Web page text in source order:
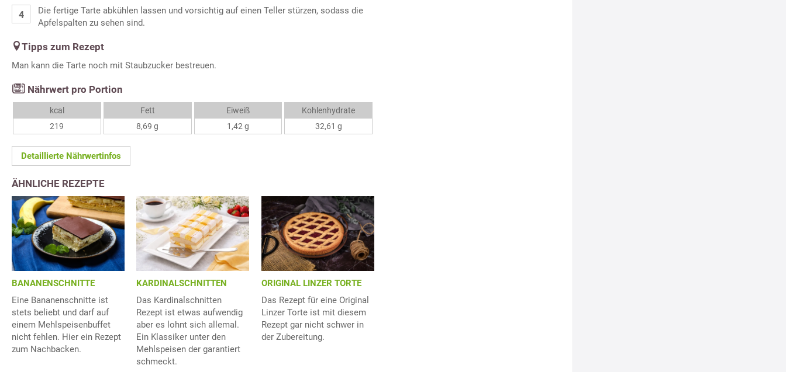
Die fertige Tarte abkühlen lassen und vorsichtig auf einen Teller stürzen, sodass die
Apfelspalten zu sehen sind.
Tipps zum Rezept
Man kann die Tarte noch mit Staubzucker bestreuen.
Nährwert pro Portion
kcal
219
Fett
8,69 g
Eiweiß
1,42 g
Kohlenhydrate
32,61 g
Detaillierte Nährwertinfos
ÄHNLICHE REZEPTE
BANANENSCHNITTE
Eine Bananenschnitte ist
stets beliebt und darf auf
einem Mehlspeisenbuffet
nicht fehlen. Hier ein Rezept
zum Nachbacken.
KARDINALSCHNITTEN
Das Kardinalschnitten
Rezept ist etwas aufwendig
aber es lohnt sich allemal.
Ein Klassiker unter den
Mehlspeisen der garantiert
schmeckt.
ORIGINAL LINZER TORTE
Das Rezept für eine Original
Linzer Torte ist mit diesem
Rezept gar nicht schwer in
der Zubereitung.